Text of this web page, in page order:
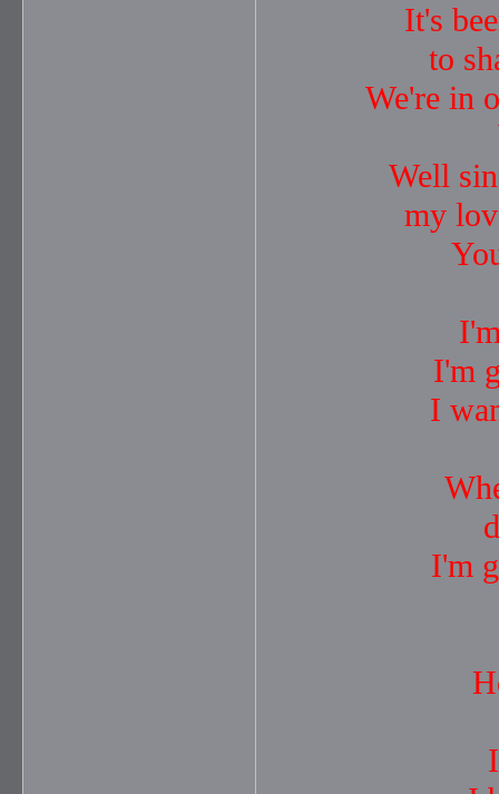
It's
to
We're in
Well
my
I'm
I
I'm